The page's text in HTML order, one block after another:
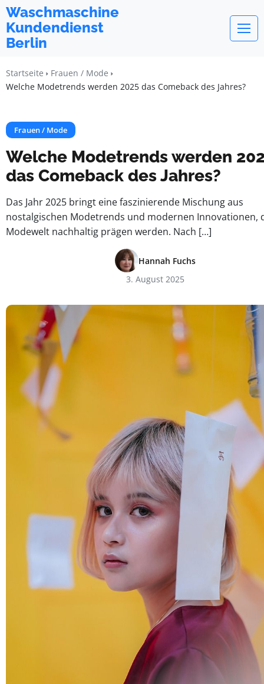
Waschmaschine
Kundendienst
Berlin
Startseite
Frauen / Mode
Welche Modetrends werden 2025 das Comeback des Jahres?
Frauen / Mode
Welche Modetrends werden
das Comeback des Jahres?
Das Jahr 2025 bringt eine faszinierende Mischung aus
nostalgischen Modetrends und modernen Innovationen,
Modewelt nachhaltig prägen werden. Nach […]
Hannah Fuchs
3. August 2025